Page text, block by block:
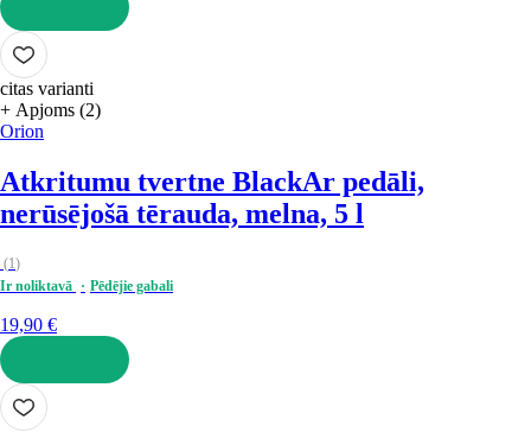
LIKT GROZĀ
citas varianti
+ Apjoms (2)
Orion
Atkritumu tvertne BlackAr pedāli,
nerūsējošā tērauda, melna, 5 l
(1)
Ir noliktavā
Pēdējie gabali
19,90 €
LIKT GROZĀ